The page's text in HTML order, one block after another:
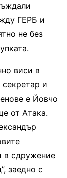
ГЕРБ и
не без
виси в
секретар и
е Йовчо
от Атака.
в сдружение
заедно с